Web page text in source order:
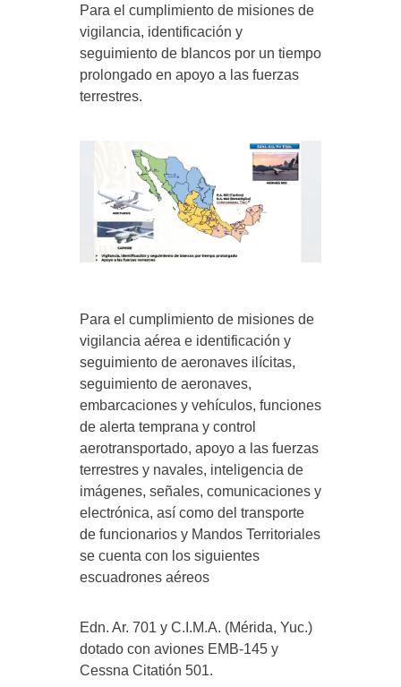
Para el cumplimiento de misiones de
vigilancia, identificación y
seguimiento de blancos por un tiempo
prolongado en apoyo a las fuerzas
terrestres.
Para el cumplimiento de misiones de
vigilancia aérea e identificación y
seguimiento de aeronaves ilícitas,
seguimiento de aeronaves,
embarcaciones y vehículos, funciones
de alerta temprana y control
aerotransportado, apoyo a las fuerzas
terrestres y navales, inteligencia de
imágenes, señales, comunicaciones y
electrónica, así como del transporte
de funcionarios y Mandos Territoriales
se cuenta con los siguientes
escuadrones aéreos
Edn. Ar. 701 y C.I.M.A. (Mérida, Yuc.)
dotado con aviones EMB-145 y
Cessna Citatión 501.